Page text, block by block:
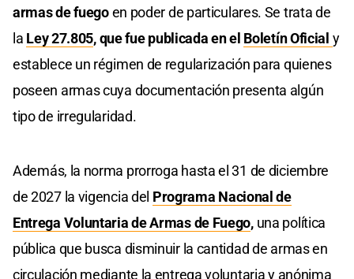
armas de fuegoen poder de particulares. Se trata de
la Ley 27.805, que fue publicada en el Boletín Oficial y
establece un régimen de regularización para quienes
poseen armas cuya documentación presenta algún
tipo de irregularidad.
Además, la norma prorroga hasta el 31 de diciembre
de 2027 la vigencia del Programa Nacional de
Entrega Voluntaria de Armas de Fuego,una política
pública que busca disminuir la cantidad de armas en
circulación mediante la entrega voluntaria y anónima